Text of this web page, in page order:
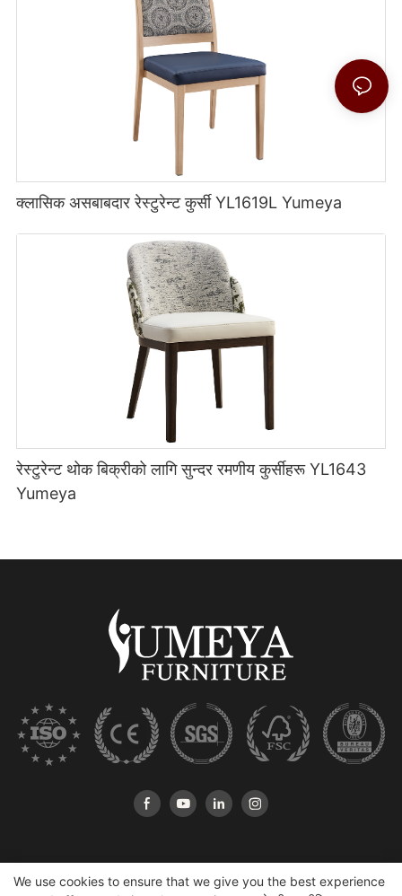
क्लासिक असबाबदार रेस्टुरेन्ट कुर्सी YL1619L Yumeya
रेस्टुरेन्ट थोक बिक्रीको लागि सुन्दर रमणीय कुर्सीहरू YL1643
Yumeya
We use cookies to ensure that we give you the best experience